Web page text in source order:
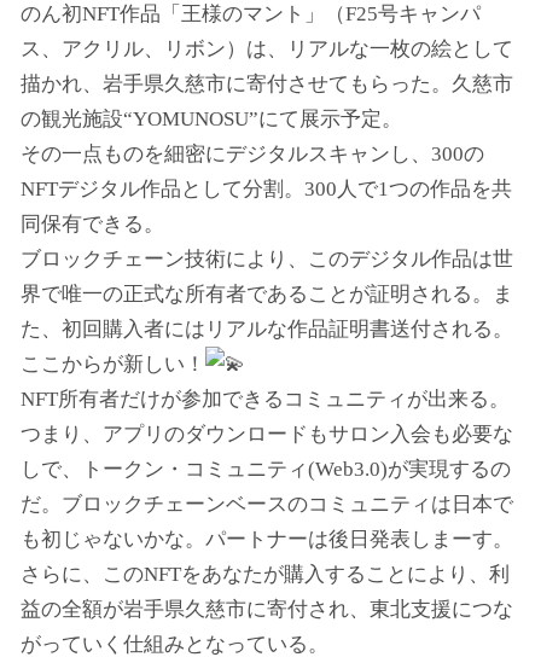
のん初NFT作品「王様のマント」（F25号キャンパ
ス、アクリル、リボン）は、リアルな一枚の絵として
描かれ、岩手県久慈市に寄付させてもらった。久慈市
の観光施設“YOMUNOSU”にて展示予定。
その一点ものを細密にデジタルスキャンし、300の
NFTデジタル作品として分割。300人で1つの作品を共
同保有できる。
ブロックチェーン技術により、このデジタル作品は世
界で唯一の正式な所有者であることが証明される。ま
た、初回購入者にはリアルな作品証明書送付される。
ここからが新しい！
NFT所有者だけが参加できるコミュニティが出来る。
つまり、アプリのダウンロードもサロン入会も必要な
しで、トークン・コミュニティ(Web3.0)が実現するの
だ。ブロックチェーンベースのコミュニティは日本で
も初じゃないかな。パートナーは後日発表しまーす。
さらに、このNFTをあなたが購入することにより、利
益の全額が岩手県久慈市に寄付され、東北支援につな
がっていく仕組みとなっている。